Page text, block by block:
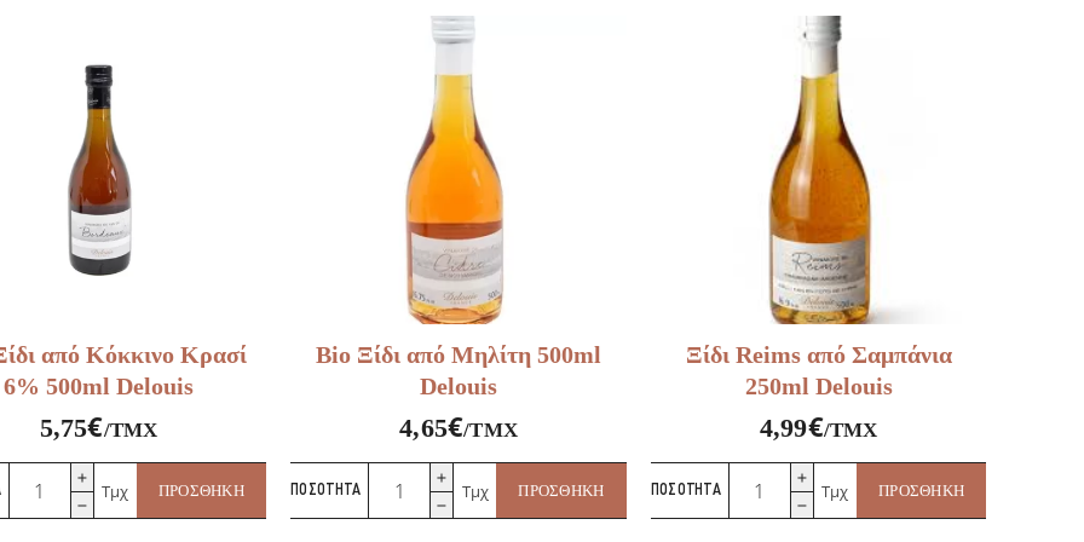
Beaufor
ποσότητα
Εσαλότ
(échalote)
ποσότητα
από Κόκκινο Κρασί
6% 500ml Delouis
5,75€/ΤΜΧ
Ξίδι
Τμχ ΠΡΟΣΘΉΚΗ
Bio Ξίδι από Μηλίτη 500ml
Delouis
4,65€/ΤΜΧ
ΠΟΣΌΤΗΤΑ
Ξίδι
Τμχ ΠΡΟΣΘΉΚΗ
Ξίδι Reims από Σαμπάνια
250ml Delouis
4,99€/ΤΜΧ
ΠΟΣΌΤΗΤΑ
Reims
Τμχ ΠΡΟΣΘΉΚΗ